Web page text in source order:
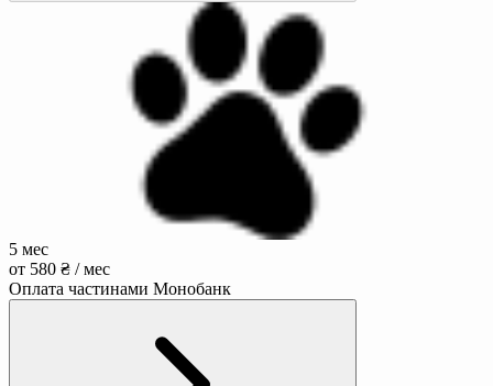
5 мес
от 580 ₴ / мес
Оплата частинами Монобанк